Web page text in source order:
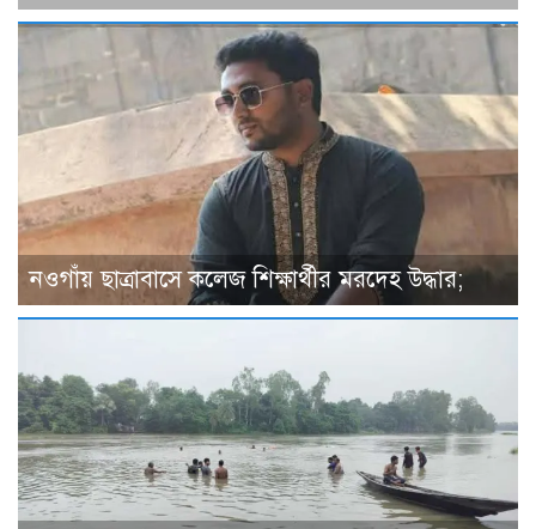
নওগাঁয় ছাত্রাবাসে কলেজ শিক্ষার্থীর মরদেহ উদ্ধার;